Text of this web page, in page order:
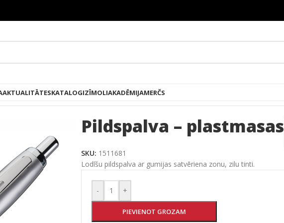
AKTUALITĀTESKATALOGIZĪMOLIAKADĒMIJAMERČS
/ Pildspalva – plastmasas
Pildspalva – plastmasas
SKU: 1511681
Lodīšu pildspalva ar gumijas satvēriena zonu, zilu tinti.
- +
PIEVIENOT GROZAM